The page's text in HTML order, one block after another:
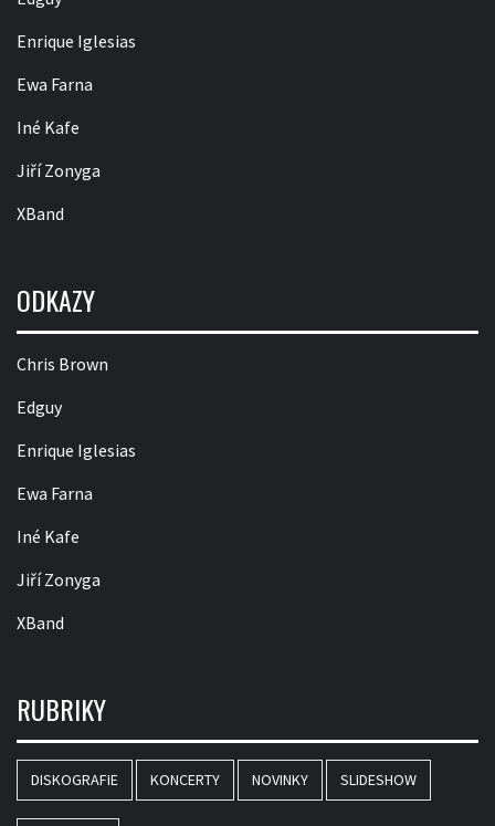
Enrique Iglesias
Ewa Farna
Iné Kafe
Jiří Zonyga
XBand
ODKAZY
Chris Brown
Edguy
Enrique Iglesias
Ewa Farna
Iné Kafe
Jiří Zonyga
XBand
RUBRIKY
DISKOGRAFIE KONCERTY NOVINKY SLIDESHOW